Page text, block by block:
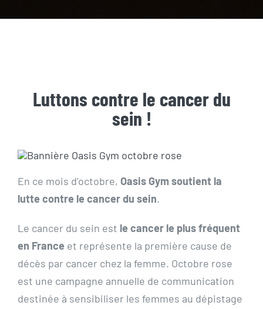
Pré-inscription/boutique
Luttons contre le cancer du
sein !
En ce mois d’octobre, Oasis Gym soutient la
lutte contre le cancer du sein.
Le cancer du sein est le cancer le plus fréquent
en France et représente la première cause de
décès par cancer chez la femme. Octobre rose
est une campagne annuelle de communication
destinée à sensibiliser les femmes au dépistage